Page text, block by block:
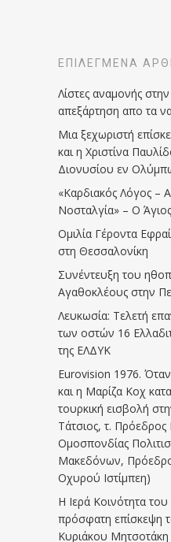
ΕΠΙΛΕΓΜΈΝΑ
Λίστες αναμονής
απεξάρτηση απο τα
Μια ξεχωριστή
και η Χριστίνα
Διονυσίου εν
«Καρδιακός Λόγος
Νοσταλγία» – Ο
Ομιλία Γέροντα
στη Θεσσαλονίκη
Συνέντευξη του
Αγαθοκλέους στην
Λευκωσία: Τελετή
των οστών 16
της ΕΛΔΥΚ
Eurovision 1976.
και η Μαρίζα Κοχ
τουρκική εισβολή
Τάτσιος, τ. Πρόεδρος
Ομοσπονδίας
Μακεδόνων,
Οχυρού Ιστίμπεη)
Η Ιερά Κοινότητα
πρόσφατη
Κυριάκου Μητσοτάκη